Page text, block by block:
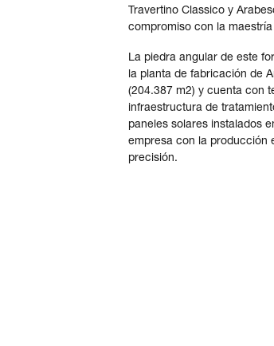
Travertino Classico y
compromiso con la
La piedra angular de este
la planta de fabricación de
(204.387 m2) y cuenta con
infraestructura de
paneles solares instalados
empresa con la producción
precisión.